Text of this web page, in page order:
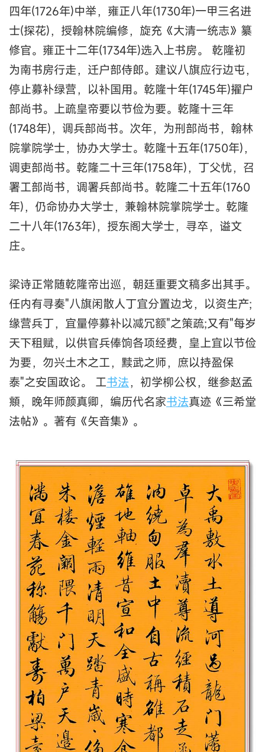
四年(1726年)中举，雍正八年(1730年)一甲三名进
士(探花)，授翰林院编修，旋充《大清一统志》纂
修官。雍正十二年(1734年)选入上书房。 乾隆初
为南书房行走，迁户部侍郎。建议八旗应行边屯，
停止募补绿营，以补国用。乾隆十年(1745年)擢户
部尚书。上疏皇帝要以节俭为要。乾隆十三年
(1748年)，调兵部尚书。次年，为刑部尚书，翰林
院掌院学士，协办大学士。乾隆十五年(1750年)，
调吏部尚书。乾隆二十三年(1758年)，丁父忧，召
署工部尚书，调署兵部尚书。乾隆二十五年(1760
年)，仍命协办大学士，兼翰林院掌院学士。乾隆
二十八年(1763年)，授东阁大学士，寻卒，谥文
庄。
梁诗正常随乾隆帝出巡，朝廷重要文稿多出其手。
任内有寻奏"八旗闲散人丁宜分置边戈，以资生产;
缘营兵丁，宜量停募补以减冗额"之策疏;又有"每岁
天下租赋，以供官兵俸饷各项经费，皇上宜以节俭
为要，勿兴土木之工，黩武之师，庶以持盈保
泰"之安国政论。 工书法，初学柳公权，继参赵孟
頫，晚年师颜真卿，编历代名家书法真迹《三希堂
法帖》。著有《矢音集》。